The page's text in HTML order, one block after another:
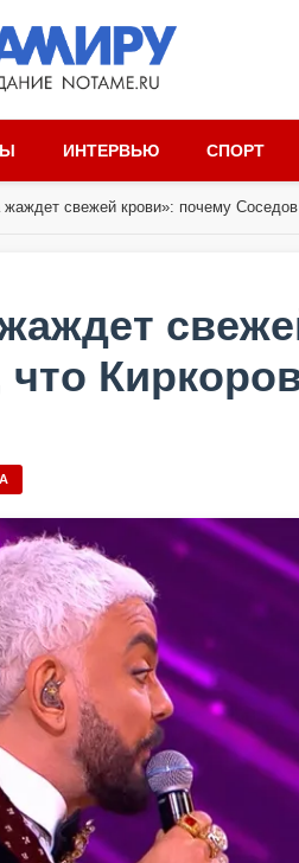
ИНТЕРВЬЮ СПОРТ
жаждет свежей крови»: почему Соседов
что